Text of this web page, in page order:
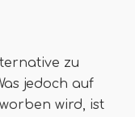
zu
jedoch auf
wird, ist